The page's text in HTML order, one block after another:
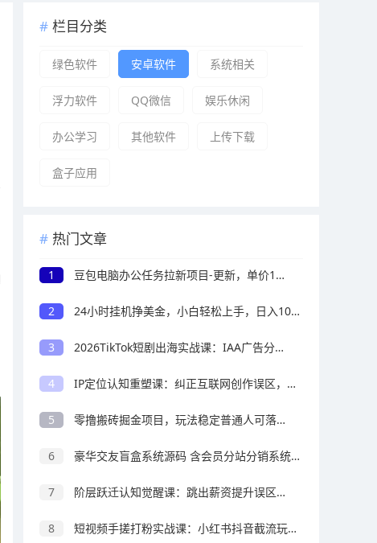
栏目分类
绿色软件 安卓软件 系统相关
浮力软件 QQ微信 娱乐休闲
办公学习 其他软件 上传下载
盒子应用
热门文章
1 豆包电脑办公任务拉新项目-更新，单价15元，最近很多人爆单，收入好几万，转化率超高，达人闭眼冲
2 24小时挂机挣美金，小白轻松上手，日入1000+
3 2026TikTok短剧出海实战课：IAA广告分账×IAP付费变现×账号搭建×平台规则×双轨爆发×回款全流程
4 IP定位认知重塑课：纠正互联网创作误区，深挖IP本质找寻专属个人打造心法
5 零撸搬砖掘金项目，玩法稳定普通人可落地的长期副业，月收益轻松10000+
6 豪华交友盲盒系统源码 含会员分站分销系统 可易支付
7 阶层跃迁认知觉醒课：跳出薪资提升误区，看懂收入结构与生产资料的财富底层逻辑
8 短视频手搓打粉实战课：小红书抖音截流玩法，零基础精准引流变现